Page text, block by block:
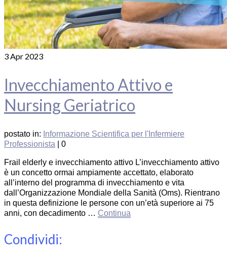
3Apr 2023
Invecchiamento Attivo e
Nursing Geriatrico
postato in: Informazione Scientifica per l'Infermiere
Professionista
0
Frail elderly e invecchiamento attivo L’invecchiamento attivo
è un concetto ormai ampiamente accettato, elaborato
all’interno del programma di invecchiamento e vita
dall’Organizzazione Mondiale della Sanità (Oms). Rientrano
in questa definizione le persone con un’età superiore ai 75
anni, con decadimento … Continua
Condividi: